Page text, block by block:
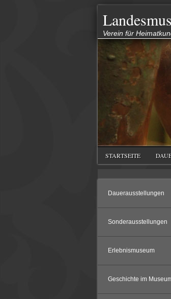
Verein für
STARTSEITE
Dauerausstellungen
Sonderausstellungen
Erlebnismuseum
Geschichte im